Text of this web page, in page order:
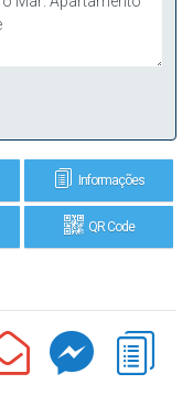
Informações
QR Code